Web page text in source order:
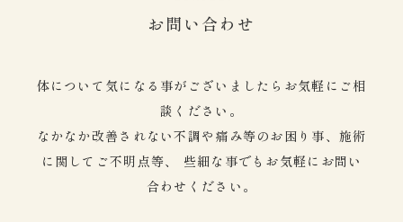
お問い合わせ
体について気になる事がございましたらお気軽にご相
談ください。
なかなか改善されない不調や痛み等のお困り事、施術
に関してご不明点等、
些細な事でもお気軽にお問い
合わせください。